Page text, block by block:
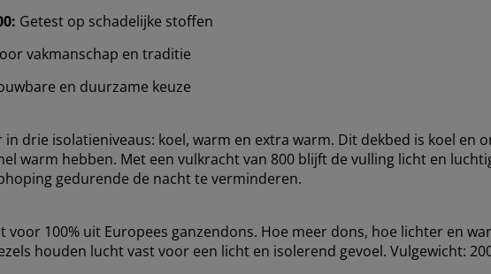
Getest op schadelijke stoffen
vakmanschap en traditie
en duurzame keuze
in drie isolatieniveaus: koel, warm en extra warm. Dit dekbed is koel en
warm hebben. Met een vulkracht van 800 blijft de vulling licht en
gedurende de nacht te verminderen.
voor 100% uit Europees ganzendons. Hoe meer dons, hoe lichter en
houden lucht vast voor een licht en isolerend gevoel. Vulgewicht: